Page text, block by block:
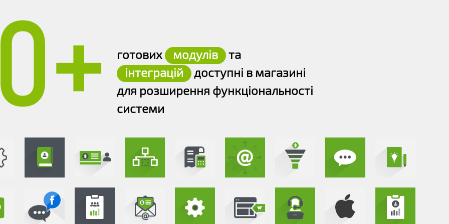
готових модулів
та
інтеграцій
доступні в магазині
для розширення функціональності
системи